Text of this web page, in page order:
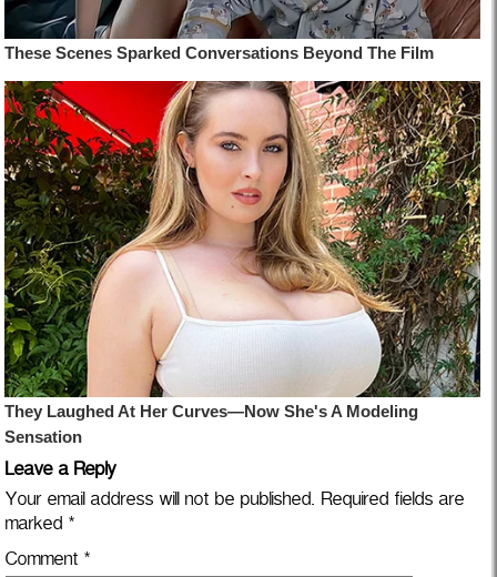
Leave a Reply
Your email address will not be published. Required fields are
marked *
Comment *